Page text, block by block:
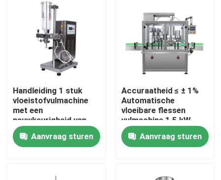
Thuis
Producten
Handleiding 1 stuk
vloeistofvulmachine
met een
nauwkeurigheid van
minder dan of gelijk
aan 1 procent
vloeistofverpakking
Aanvraag sturen
Accuraatheid ≤ ± 1%
Automatische
vloeibare flessen
vulmachine 1,5 kW
Biedt nauwkeurige
vullingscontrole en
minimale
Aanvraag sturen